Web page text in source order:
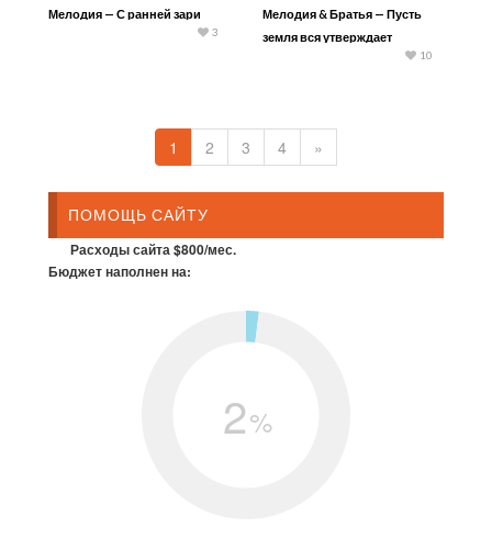
Мелодия — С ранней зари
3
Мелодия & Братья — Пусть
земля вся утверждает
10
1 2 3 4 »
ПОМОЩЬ САЙТУ
Расходы сайта $800/мес.
Бюджет наполнен на:
2%